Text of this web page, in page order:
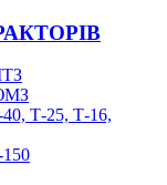
Т-25, Т-16,